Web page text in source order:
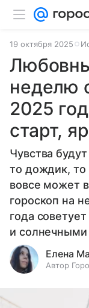
19 октября 2025
неделю
2025
старт,
Чувства
то дождик,
вовсе может
гороскоп на
года
и
Елена
Автор